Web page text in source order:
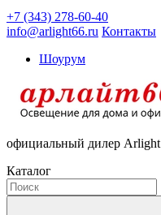
+7 (343) 278-60-40
info@arlight66.ru Контакты
Шоурум
официальный дилер Arlight
Каталог